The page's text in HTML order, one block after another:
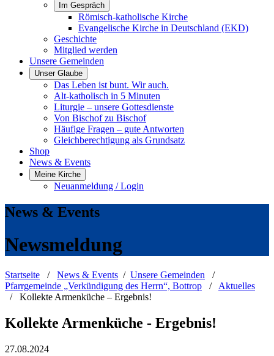
Im Gespräch
Römisch-katholische Kirche
Evangelische Kirche in Deutschland (EKD)
Geschichte
Mitglied werden
Unsere Gemeinden
Unser Glaube
Das Leben ist bunt. Wir auch.
Alt-katholisch in 5 Minuten
Liturgie – unsere Gottesdienste
Von Bischof zu Bischof
Häufige Fragen – gute Antworten
Gleichberechtigung als Grundsatz
Shop
News & Events
Meine Kirche
Neuanmeldung / Login
News & Events
Newsmeldung
Startseite / News & Events / Unsere Gemeinden /
Pfarrgemeinde „Verkündigung des Herrn“, Bottrop / Aktuelles
/ Kollekte Armenküche – Ergebnis!
Kollekte Armenküche - Ergebnis!
27.08.2024